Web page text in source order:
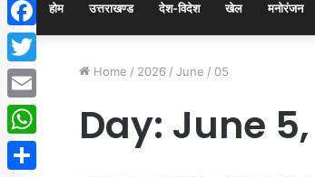
होम उत्तराखण्ड देश-विदेश खेल मनोरंजन
Home / 2026 / June / 05
Day: June
Facebook
Twitter
Email
WhatsApp